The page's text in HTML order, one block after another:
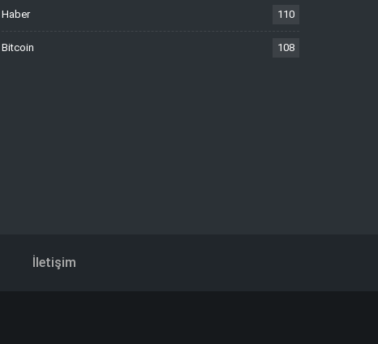
Haber 110
Bitcoin 108
İletişim